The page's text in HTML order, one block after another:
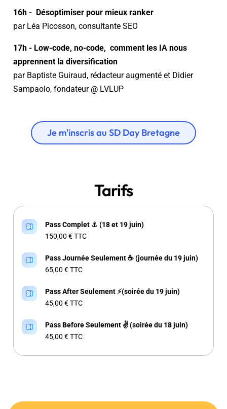
16h - Désoptimiser pour mieux ranker
par Léa Picosson, consultante SEO
17h - Low-code, no-code, comment les IA nous
apprennent la diversification
par Baptiste Guiraud, rédacteur augmenté et Didier
Sampaolo, fondateur @ LVLUP
Je m'inscris au SD Day Bretagne
Tarifs
Pass Complet ⚓ (18 et 19 juin)
150,00 € TTC
Pass Journée Seulement ☕ (journée du 19 juin)
65,00 € TTC
Pass After Seulement ⚡(soirée du 19 juin)
45,00 € TTC
Pass Before Seulement ✌ (soirée du 18 juin)
45,00 € TTC